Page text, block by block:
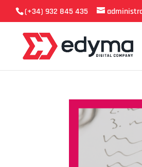
(+34) 932 845 435